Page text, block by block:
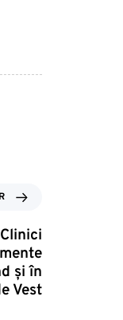
şi în
Vest